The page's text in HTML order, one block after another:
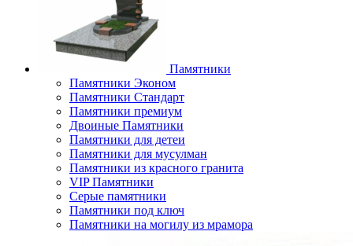
Памятники
Памятники Эконом
Памятники Стандарт
Памятники премиум
Двоиные Памятники
Памятники для детеи
Памятники для мусулман
Памятники из красного гранита
VIP Памятники
Серые памятники
Памятники под ключ
Памятники на могилу из мрамора